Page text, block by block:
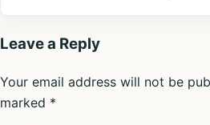
Leave a Reply
Your email address will not be
marked *